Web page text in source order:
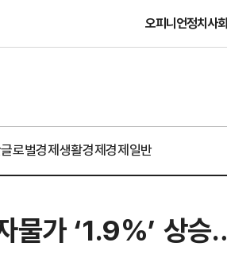
오피니언정치사
글로벌경제생활경제경제일반
물가 ‘1.9%’ 상